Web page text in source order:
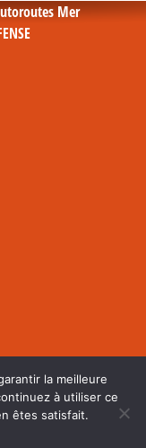
Mer
la meilleure
à utiliser ce
êtes satisfait.